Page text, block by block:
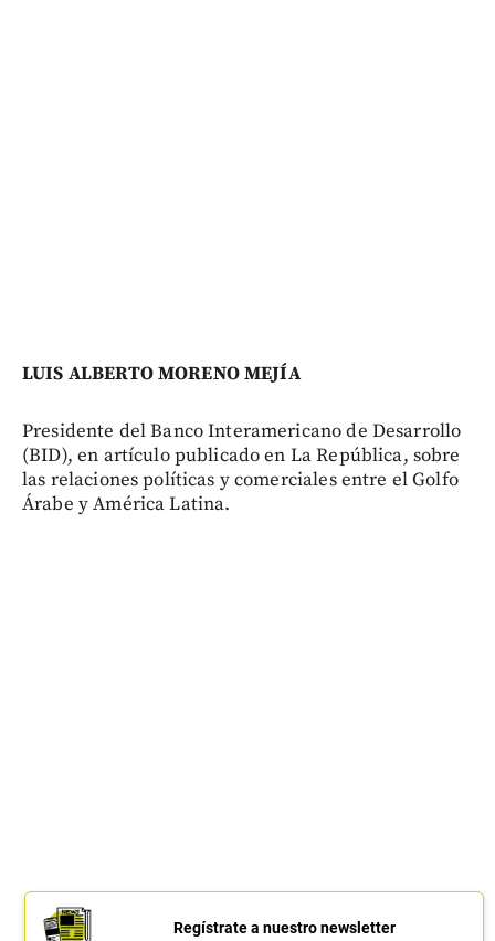
LUIS ALBERTO MORENO MEJÍA
Presidente del Banco Interamericano de Desarrollo
(BID), en artículo publicado en La República, sobre
las relaciones políticas y comerciales entre el Golfo
Árabe y América Latina.
Regístrate a nuestro newsletter